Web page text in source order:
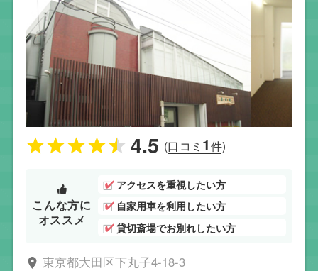
4.5 (口コミ 1件)
こんな方に
オススメ
アクセスを重視したい方
自家用車を利用したい方
貸切斎場でお別れしたい方
東京都大田区下丸子4-18-3